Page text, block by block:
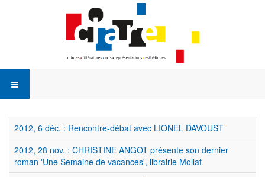
2012, 6 déc. : Rencontre-débat avec LIONEL DAVOUST
2012, 28 nov. : CHRISTINE ANGOT présente son dernier
roman 'Une Semaine de vacances', librairie Mollat